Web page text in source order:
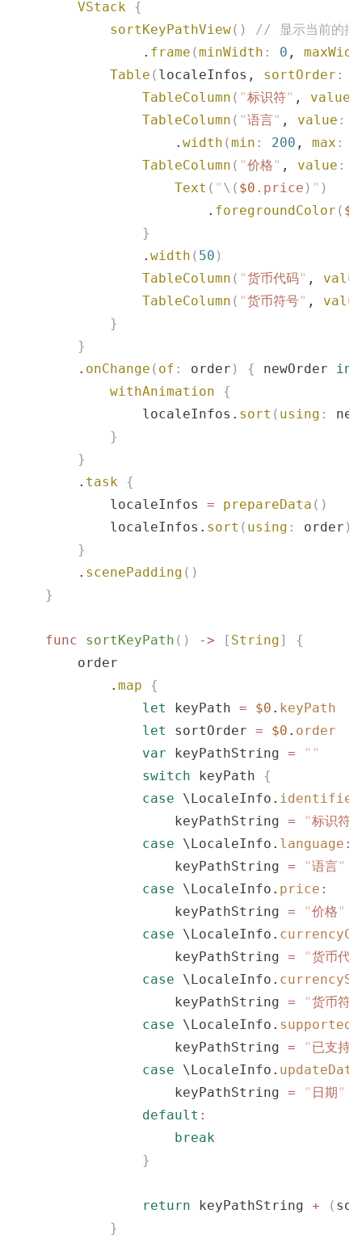
        VStack
{
            sortKeyPathView
()
// 显示当前的排
                .
frame (minWidth : 0 ,
            Table
( localeInfos, sortOrder :
                TableColumn
( "标识符" , value
                TableColumn
( "语言" , value :
                    .
width (min : 200 , max :
                TableColumn
( "价格" , value :
                    Text
( " \( $0 . price ) " )
                        .
foregroundColor ( $0
                }
                .
width ( 50 )
                TableColumn
( "货币代码" ,
                TableColumn
( "货币符号" ,
            }
        }
        .
onChange ( of : order ) { newOrder
in
            withAnimation
{
                localeInfos.
sort ( using :
            }
        }
        .
task {
            localeInfos
= prepareData ()
            localeInfos.
sort ( using : order )
        }
        .
scenePadding ()
    }
    func
sortKeyPath () -> [ String]
{
        order
            .
map {
                let
keyPath = $0 . keyPath
                let
sortOrder = $0 . order
                var
keyPathString = ""
                switch
keyPath {
                case
\LocaleInfo. identifier
                    keyPathString
= "标识符
                case
\LocaleInfo. language :
                    keyPathString
= "语言"
                case
\LocaleInfo. price :
                    keyPathString
= "价格"
                case
\LocaleInfo.
                    keyPathString
= "货币代
                case
\LocaleInfo.
                    keyPathString
= "货币符
                case
\LocaleInfo. supported
                    keyPathString
= " 已支持
                case
\LocaleInfo. updateDate
                    keyPathString
= " 日期"
                default
:
                    break
                }
                return
keyPathString + (
            }